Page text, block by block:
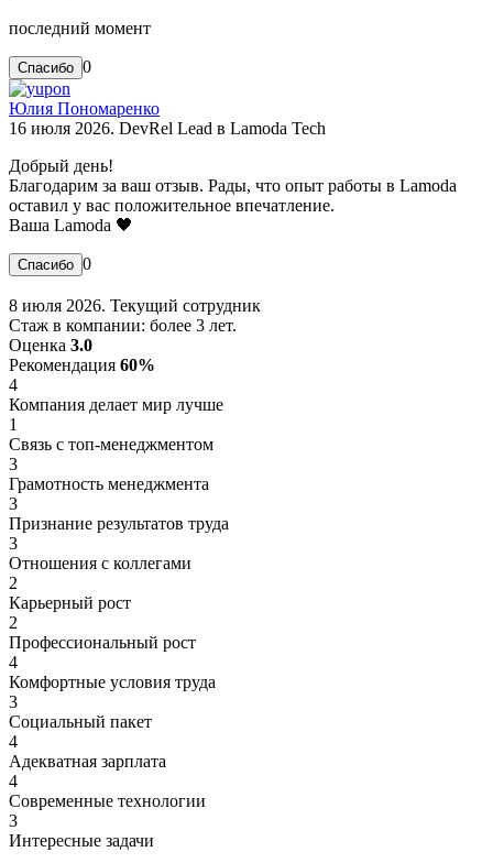
последний момент
0
Юлия Пономаренко
16 июля 2026. DevRel Lead в Lamoda Tech
Добрый день!
Благодарим за ваш отзыв. Рады, что опыт работы в Lamoda
оставил у вас положительное впечатление.
Ваша Lamoda 🖤
0
8 июля 2026. Текущий сотрудник
Стаж в компании: более 3 лет.
Оценка 3.0
Рекомендация 60%
4
Компания делает мир лучше
1
Связь с топ-менеджментом
3
Грамотность менеджмента
3
Признание результатов труда
3
Отношения с коллегами
2
Карьерный рост
2
Профессиональный рост
4
Комфортные условия труда
3
Социальный пакет
4
Адекватная зарплата
4
Современные технологии
3
Интересные задачи